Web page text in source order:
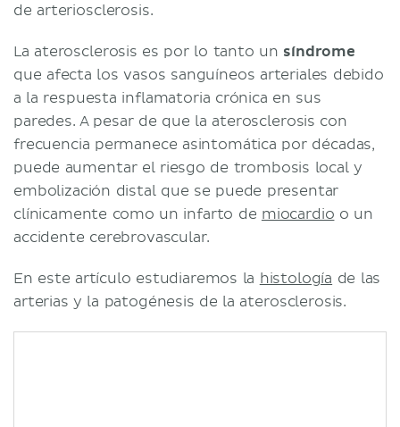
de arteriosclerosis.
La aterosclerosis es por lo tanto un síndrome
que afecta los vasos sanguíneos arteriales debido
a la respuesta inflamatoria crónica en sus
paredes. A pesar de que la aterosclerosis con
frecuencia permanece asintomática por décadas,
puede aumentar el riesgo de trombosis local y
embolización distal que se puede presentar
clínicamente como un infarto de miocardio o un
accidente cerebrovascular.
En este artículo estudiaremos la histología de las
arterias y la patogénesis de la aterosclerosis.